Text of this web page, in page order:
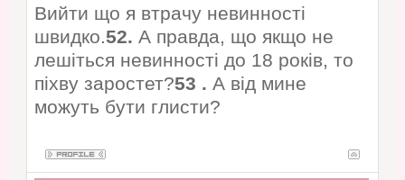
Вийти що я втрачу невинності
швидко.52. А правда, що якщо не
лешіться невинності до 18 років, то
піхву заростет?53 . А від мине
можуть бути глисти?